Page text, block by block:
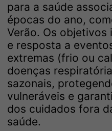
para a saúde
épocas do ano,
Verão. Os objetivos
e resposta a
extremas (frio ou
doenças
sazonais,
vulneráveis e
dos cuidados fora
saúde.